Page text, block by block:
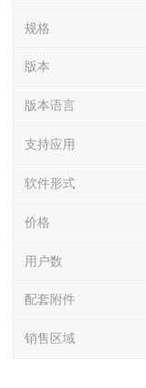
规格
版本
版本语言
支持应用
软件形式
价格
用户数
配套附件
销售区域